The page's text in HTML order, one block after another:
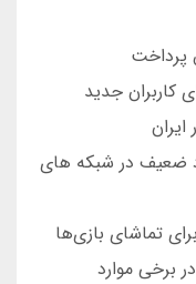
پرداخت
جدید
ضعیف در شبکه های
تماشای بازی‌ها
برخی موارد